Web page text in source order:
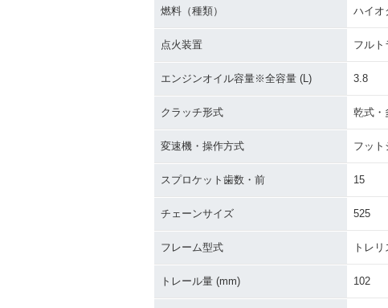
燃料（種類） ハイオ
点火装置 フルト
エンジンオイル容量※全容量 (L) 3.8
クラッチ形式 乾式・
変速機・操作方式 フット
スプロケット歯数・前 15
チェーンサイズ 525
フレーム型式 トレ
トレール量 (mm) 102